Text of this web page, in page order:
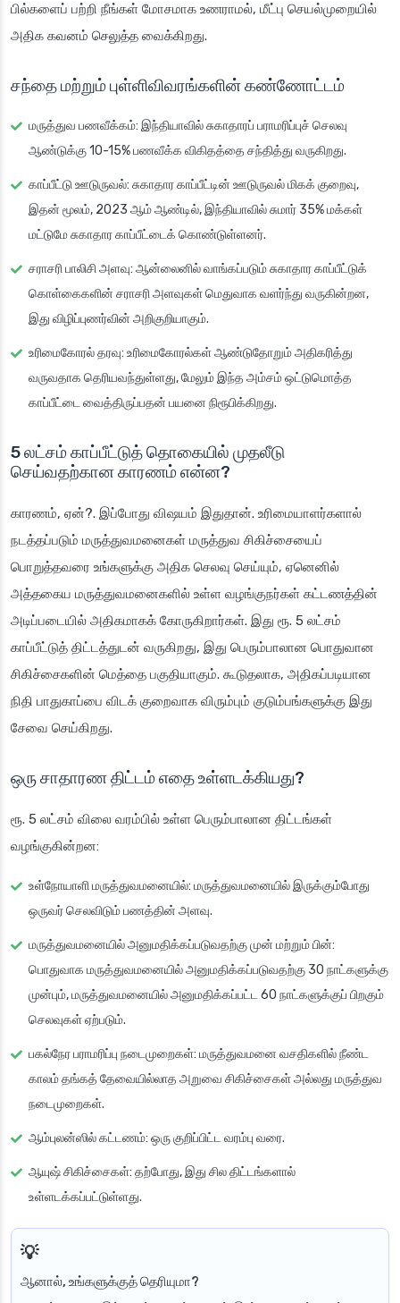
பில்களைப் பற்றி நீங்கள் மோசமாக உணராமல், மீட்பு செயல்முறையில்
அதிக கவனம் செலுத்த வைக்கிறது.
சந்தை மற்றும் புள்ளிவிவரங்களின் கண்ணோட்டம்
மருத்துவ பணவீக்கம்: இந்தியாவில் சுகாதாரப் பராமரிப்புச் செலவு
ஆண்டுக்கு 10-15% பணவீக்க விகிதத்தை சந்தித்து வருகிறது.
காப்பீட்டு ஊடுருவல்: சுகாதார காப்பீட்டின் ஊடுருவல் மிகக் குறைவு,
இதன் மூலம், 2023 ஆம் ஆண்டில், இந்தியாவில் சுமார் 35% மக்கள்
மட்டுமே சுகாதார காப்பீட்டைக் கொண்டுள்ளனர்.
சராசரி பாலிசி அளவு: ஆன்லைனில் வாங்கப்படும் சுகாதார காப்பீட்டுக்
கொள்கைகளின் சராசரி அளவுகள் மெதுவாக வளர்ந்து வருகின்றன,
இது விழிப்புணர்வின் அறிகுறியாகும்.
உரிமைகோரல் தரவு: உரிமைகோரல்கள் ஆண்டுதோறும் அதிகரித்து
வருவதாக தெரியவந்துள்ளது, மேலும் இந்த அம்சம் ஒட்டுமொத்த
காப்பீட்டை வைத்திருப்பதன் பயனை நிரூபிக்கிறது.
5 லட்சம் காப்பீட்டுத் தொகையில் முதலீடு
செய்வதற்கான காரணம் என்ன?
காரணம், ஏன்?. இப்போது விஷயம் இதுதான். உரிமையாளர்களால்
நடத்தப்படும் மருத்துவமனைகள் மருத்துவ சிகிச்சையைப்
பொறுத்தவரை உங்களுக்கு அதிக செலவு செய்யும், ஏனெனில்
அத்தகைய மருத்துவமனைகளில் உள்ள வழங்குநர்கள் கட்டணத்தின்
அடிப்படையில் அதிகமாகக் கோருகிறார்கள். இது ரூ. 5 லட்சம்
காப்பீட்டுத் திட்டத்துடன் வருகிறது, இது பெரும்பாலான பொதுவான
சிகிச்சைகளின் மெத்தை பகுதியாகும். கூடுதலாக, அதிகப்படியான
நிதி பாதுகாப்பை விடக் குறைவாக விரும்பும் குடும்பங்களுக்கு இது
சேவை செய்கிறது.
ஒரு சாதாரண திட்டம் எதை உள்ளடக்கியது?
ரூ. 5 லட்சம் விலை வரம்பில் உள்ள பெரும்பாலான திட்டங்கள்
வழங்குகின்றன:
உள்நோயாளி மருத்துவமனையில்: மருத்துவமனையில் இருக்கும்போது
ஒருவர் செலவிடும் பணத்தின் அளவு.
மருத்துவமனையில் அனுமதிக்கப்படுவதற்கு முன் மற்றும் பின்:
பொதுவாக மருத்துவமனையில் அனுமதிக்கப்படுவதற்கு 30 நாட்களுக்கு
முன்பும், மருத்துவமனையில் அனுமதிக்கப்பட்ட 60 நாட்களுக்குப் பிறகும்
செலவுகள் ஏற்படும்.
பகல்நேர பராமரிப்பு நடைமுறைகள்: மருத்துவமனை வசதிகளில் நீண்ட
காலம் தங்கத் தேவையில்லாத அறுவை சிகிச்சைகள் அல்லது மருத்துவ
நடைமுறைகள்.
ஆம்புலன்ஸில் கட்டணம்: ஒரு குறிப்பிட்ட வரம்பு வரை.
ஆயுஷ் சிகிச்சைகள்: தற்போது, இது சில திட்டங்களால்
உள்ளடக்கப்பட்டுள்ளது.
ஆனால், உங்களுக்குத் தெரியுமா?